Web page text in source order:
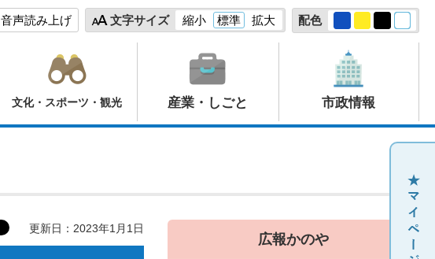
音声読み上げ 文字サイズ 縮小 標準 拡大 配色
文化・スポーツ・観光 産業・しごと 市政情報
更新日：2023年1月1日
広報かのや